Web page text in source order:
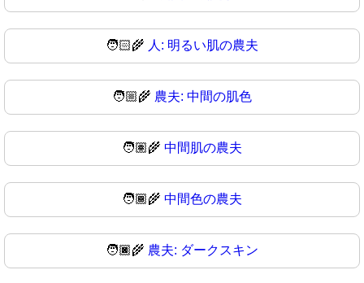
🧑🏻‍🌾 人: 明るい肌の農夫
🧑🏼‍🌾 農夫: 中間の肌色
🧑🏽‍🌾 中間肌の農夫
🧑🏾‍🌾 中間色の農夫
🧑🏿‍🌾 農夫: ダークスキン